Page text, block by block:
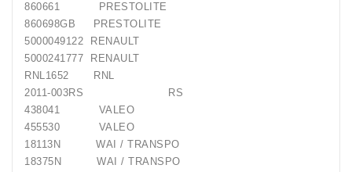
860661 PRESTOLITE
860698GB PRESTOLITE
5000049122 RENAULT
5000241777 RENAULT
RNL1652 RNL
2011-003RS RS
438041 VALEO
455530 VALEO
18113N WAI / TRANSPO
18375N WAI / TRANSPO